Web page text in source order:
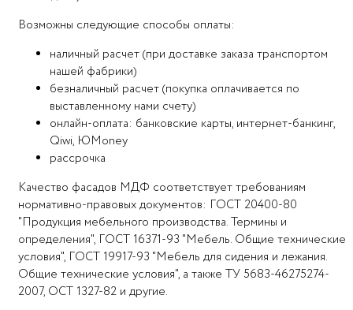
Возможны следующие способы оплаты:
наличный расчет (при доставке заказа транспортом
нашей фабрики)
безналичный расчет (покупка оплачивается по
выставленному нами счету)
онлайн-оплата: банковские карты, интернет-банкинг,
Qiwi, ЮMoney
рассрочка
Качество фасадов МДФ соответствует требованиям
нормативно-правовых документов: ГОСТ 20400-80
"Продукция мебельного производства. Термины и
определения", ГОСТ 16371-93 "Мебель. Общие технические
условия", ГОСТ 19917-93 "Мебель для сидения и лежания.
Общие технические условия", а также ТУ 5683-46275274-
2007, ОСТ 1327-82 и другие.